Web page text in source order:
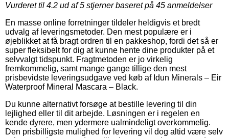
Vurderet til 4.2 ud af 5 stjerner baseret på 45 anmeldelser
En masse online forretninger tildeler heldigvis et bredt
udvalg af leveringsmetoder. Den mest populære er i
øjeblikket at få bragt ordren til en pakkeshop, fordi det så er
super fleksibelt for dig at kunne hente dine produkter på et
selvvalgt tidspunkt. Fragtmetoden er jo virkelig
fremkommelig, samt mange gange tillige den mest
prisbevidste leveringsudgave ved køb af Idun Minerals – Eir
Waterproof Mineral Mascara – Black.
Du kunne alternativt forsøge at bestille levering til din
lejlighed eller til dit arbejde. Løsningen er i regelen en
kende dyrere, men ydermere ualmindeligt overkommelig.
Den prisbilligste mulighed for levering vil dog altid være selv